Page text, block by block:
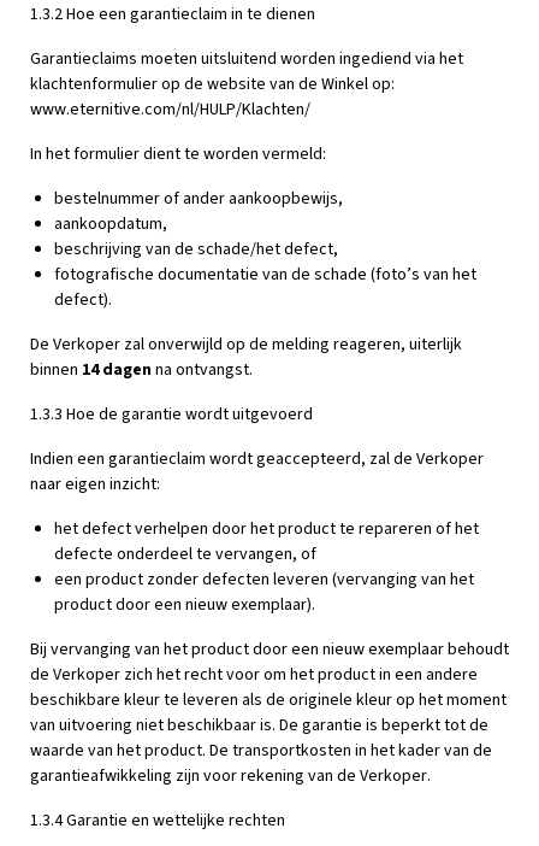
1.3.2 Hoe een garantieclaim in te dienen
Garantieclaims moeten uitsluitend worden ingediend via het
klachtenformulier op de website van de Winkel op:
www.eternitive.com/nl/HULP/Klachten/
In het formulier dient te worden vermeld:
bestelnummer of ander aankoopbewijs,
aankoopdatum,
beschrijving van de schade/het defect,
fotografische documentatie van de schade (foto’s van het
defect).
De Verkoper zal onverwijld op de melding reageren, uiterlijk
binnen 14 dagenna ontvangst.
1.3.3 Hoe de garantie wordt uitgevoerd
Indien een garantieclaim wordt geaccepteerd, zal de Verkoper
naar eigen inzicht:
het defect verhelpen door het product te repareren of het
defecte onderdeel te vervangen, of
een product zonder defecten leveren (vervanging van het
product door een nieuw exemplaar).
Bij vervanging van het product door een nieuw exemplaar behoudt
de Verkoper zich het recht voor om het product in een andere
beschikbare kleur te leveren als de originele kleur op het moment
van uitvoering niet beschikbaar is. De garantie is beperkt tot de
waarde van het product. De transportkosten in het kader van de
garantieafwikkeling zijn voor rekening van de Verkoper.
1.3.4 Garantie en wettelijke rechten